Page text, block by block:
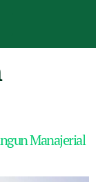
Manajerial